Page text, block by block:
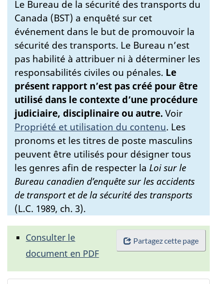
Le Bureau de la sécurité des transports du
Canada (BST) a enquêté sur cet
événement dans le but de promouvoir la
sécurité des transports. Le Bureau n’est
pas habilité à attribuer ni à déterminer les
responsabilités civiles ou pénales. Le
présent rapport n’est pas créé pour être
utilisé dans le contexte d’une procédure
judiciaire, disciplinaire ou autre.Voir
Propriété et utilisation du contenu. Les
pronoms et les titres de poste masculins
peuvent être utilisés pour désigner tous
les genres afin de respecter la Loi sur le
Bureau canadien d’enquête sur les accidents
de transport et de la sécurité des transports
(L.C. 1989, ch. 3).
Partagez cette page
Consulter le
document en PDF